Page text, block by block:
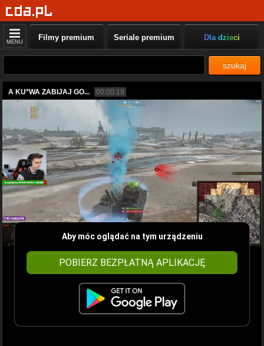
MENU Filmy premium Seriale premium Dla dzieci
szukaj
A KU*WA ZABIJAJ GO... 00:00:19
Aby móc oglądać na tym urządzeniu
POBIERZ BEZPŁATNĄ APLIKACJĘ